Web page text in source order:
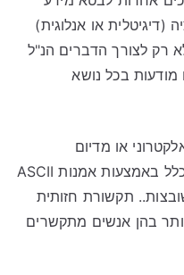
(דיגיטלית או אנלוגית)
רק לצורך הדברים הנ"ל
מודעות בכל נושא
או מדיום
טקסטואלי, באה לידי ביטוי בדרך כלל באמצעות אמנות ASCII
תקשורת חזותית
בהן אנשים מתקשרים